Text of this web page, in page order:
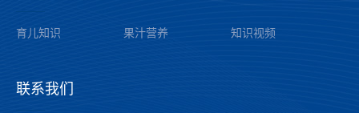
育儿知识
果汁营养 知识视频
联系我们